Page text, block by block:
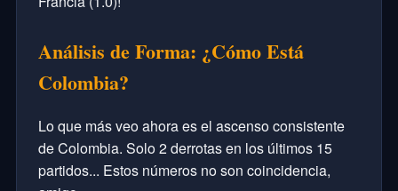
Análisis de Forma: ¿Cómo Está
Colombia?
Lo que más veo ahora es el ascenso consistente
de Colombia. Solo 2 derrotas en los últimos 15
partidos... Estos números no son coincidencia,